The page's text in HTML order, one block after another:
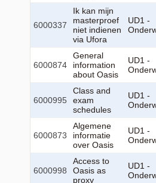
6000337
Ik kan mijn
masterproef
niet indienen
via Ufora
UD1 -
6000874
General
information
about Oasis
UD1 -
6000995
Class and
exam
schedules
UD1 -
6000873
Algemene
informatie
over Oasis
UD1 -
6000998
Access to
Oasis as
proxy
UD1 -